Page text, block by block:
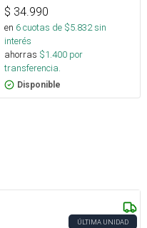
$ 34.990
en 6cuotas de $5.832sin
interés
ahorras $1.400 por
transferencia.
Disponible
ÚLTIMA UNIDAD